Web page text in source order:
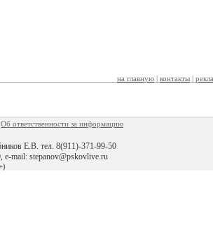
на главную | контакты |
Об ответственности за информацию
Е.В. тел. 8(911)-371-99-50
e-mail: stepanov@pskovlive.ru